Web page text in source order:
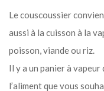
Le couscoussier
aussi à la cuisson à la
poisson, viande ou riz.
Il y a un panier à
l’aliment que vous